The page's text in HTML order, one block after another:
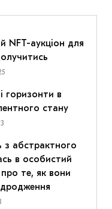
NFT-аукціон для
горизонти в
стану
з абстрактного
в особистий
про те, як вони